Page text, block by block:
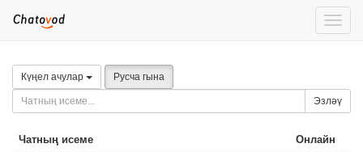
Toggle
Күңел ачулар Русча гына
Эзләү
Чатның исеме Онлайн